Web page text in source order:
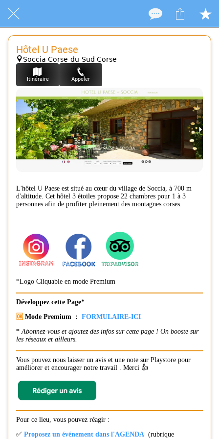
Hôtel U Paese
Soccia Corse-du-Sud Corse
Itinéraire Appeler
L'hôtel U Paese est situé au cœur du village de Soccia, à 700 m
d'altitude. Cet hôtel 3 étoiles propose 22 chambres pour 1 à 3
personnes afin de profiter pleinement des montagnes corses.
*Logo Cliquable en mode Premium
Développez cette Page*
🆗 Mode Premium : FORMULAIRE-ICI
*Abonnez-vous et ajoutez des infos sur cette page ! On booste sur
les réseaux et ailleurs.
Vous pouvez nous laisser un avis et une note sur Playstore pour
améliorer et encourager notre travail . Merci 👍
Pour ce lieu, vous pouvez réagir :
✅ Proposez un événement dans l'AGENDA (rubrique